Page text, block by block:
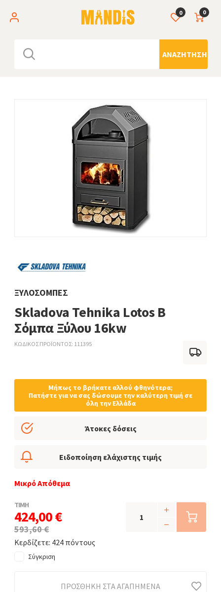
0
ΑΝΑΖΉΤΗΣΗ
0
ΞΥΛΌΣΟΜΠΕΣ
Skladova Tehnika Lotos B
Σόμπα Ξύλου 16kw
ΚΩΔΙΚΟΣ ΠΡΟΪΟΝΤΟΣ 111395
ΤΙΜΗ
424,00 €
593,60 €
Κερδίζετε: 424 πόντους
Μήπως το βρήκατε αλλού φθηνότερα;
Πατήστε για να σας δώσουμε την καλύτερη τιμή σε
όλη την Ελλάδα
Άτοκες δόσεις
Ειδοποίηση ελάχιστης τιμής
Μικρό Απόθεμα
Σύγκριση
ΠΡΟΣΘΉΚΗ ΣΤΑ ΑΓΑΠΗΜΈΝΑ